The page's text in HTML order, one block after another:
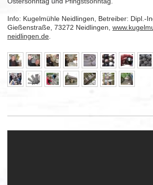
Info: Kugelmühle Neidlingen, Betreiber: Dipl.-
Gießenstraße, 73272 Neidlingen,
neidlingen.de